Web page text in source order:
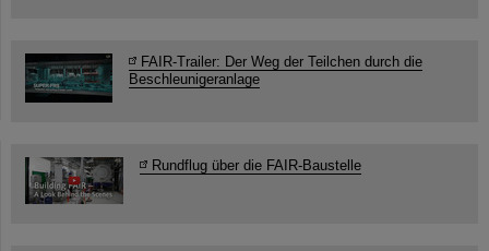
FAIR-Trailer: Der Weg der Teilchen durch die
Beschleunigeranlage
Rundflug über die FAIR-Baustelle